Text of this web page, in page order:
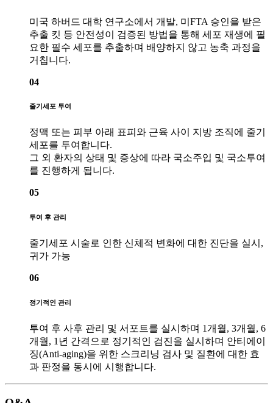
미국 하버드 대학 연구소에서 개발, 미FTA 승인을 받은
추출 킷 등 안전성이 검증된 방법을 통해 세포 재생에 필
요한 필수 세포를 추출하며 배양하지 않고 농축 과정을
거칩니다.
04
줄기세포 투여
정맥 또는 피부 아래 표피와 근육 사이 지방 조직에 줄기
세포를 투여합니다.
그 외 환자의 상태 및 증상에 따라 국소주입 및 국소투여
를 진행하게 됩니다.
05
투여 후 관리
줄기세포 시술로 인한 신체적 변화에 대한 진단을 실시,
귀가 가능
06
정기적인 관리
투여 후 사후 관리 및 서포트를 실시하며 1개월, 3개월, 6
개월, 1년 간격으로 정기적인 검진을 실시하며 안티에이
징(Anti-aging)을 위한 스크리닝 검사 및 질환에 대한 효
과 판정을 동시에 시행합니다.